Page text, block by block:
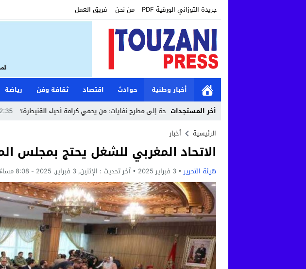
جريدة التوزاني الورقية PDF من نحن فريق العمل
أخبار وطنية حوادث اقتصاد ثقافة وفن رياضة
أخر المستجدات
حين تتحول الساحة إلى مطرح نفايات: من يحمي كرامة أحياء القنيطرة؟ 12:35بعد الاعتداء
الرئيسية
أخبار
الاتحاد المغربي للشغل يحتج بمجلس
هيئة التحرير 3 فبراير 2025 آخر تحديث : الإثنين, 3 فبراير, 2025 - 8:08 مساءً